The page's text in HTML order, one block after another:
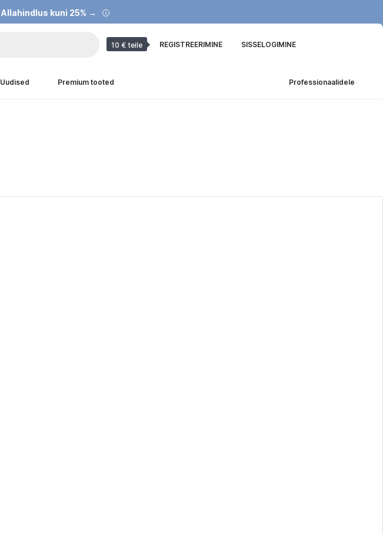
Allahindlus kuni 25% →
10 € teile REGISTREERIMINE SISSELOGIMINE
Uudised Premium tooted Professionaalidele